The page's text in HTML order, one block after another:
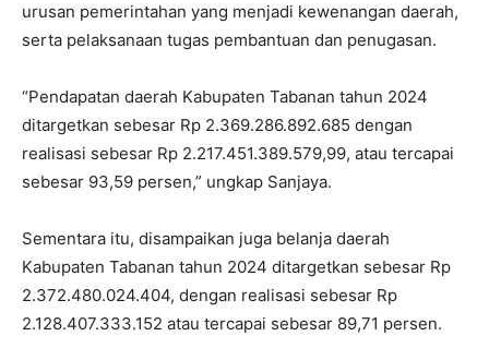
urusan pemerintahan yang menjadi kewenangan daerah,
serta pelaksanaan tugas pembantuan dan penugasan.
“Pendapatan daerah Kabupaten Tabanan tahun 2024
ditargetkan sebesar Rp 2.369.286.892.685 dengan
realisasi sebesar Rp 2.217.451.389.579,99, atau tercapai
sebesar 93,59 persen,” ungkap Sanjaya.
Sementara itu, disampaikan juga belanja daerah
Kabupaten Tabanan tahun 2024 ditargetkan sebesar Rp
2.372.480.024.404, dengan realisasi sebesar Rp
2.128.407.333.152 atau tercapai sebesar 89,71 persen.